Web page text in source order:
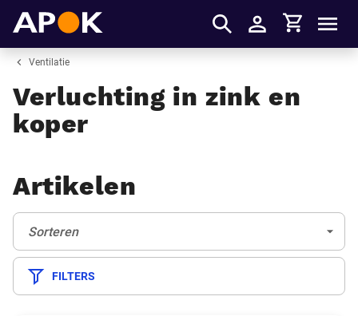
Inloggen
Winkelmandje
Ventilatie
Verluchting in zink en
koper
Artikelen
Sorteren:
Sorteren
FILTERS